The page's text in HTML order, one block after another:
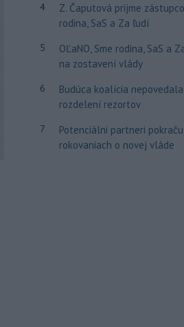
4
Z. Čaputová prijme
rodina, SaS a Za ľudí
5
OĽaNO, Sme rodina, SaS a
na zostavení vlády
6
Budúca koalícia
rozdelení rezortov
7
Potenciálni partneri
rokovaniach o novej vláde